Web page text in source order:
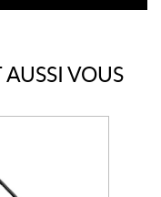
AUSSI VOUS